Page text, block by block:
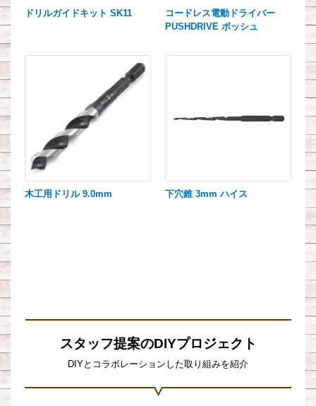
ドリルガイドキット SK11
コードレス電動ドライバー
PUSHDRIVE ボッシュ
木工用ドリル 9.0mm 下穴錐 3mm ハイス
スタッフ提案のDIYプロジェクト
DIYとコラボレーションした取り組みを紹介